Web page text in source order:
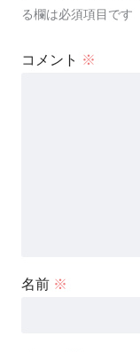
る欄は必須項目です
コメント ※
名前 ※